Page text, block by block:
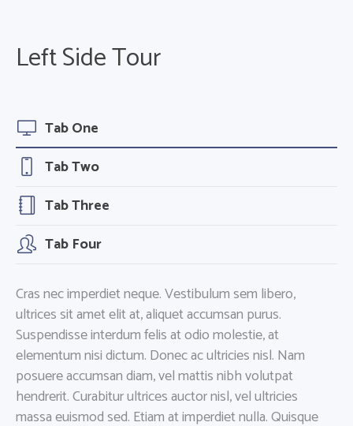
Left Side Tour
Tab One
Tab Two
Tab Three
Tab Four
Cras nec imperdiet neque. Vestibulum sem libero,
ultrices sit amet elit at, aliquet accumsan purus.
Suspendisse interdum felis at odio molestie, at
elementum nisi dictum. Donec ac ultricies nisl. Nam
posuere accumsan diam, vel mattis nibh volutpat
hendrerit. Curabitur ultrices auctor nisl, vel ultricies
massa euismod sed. Etiam at imperdiet nulla. Quisque